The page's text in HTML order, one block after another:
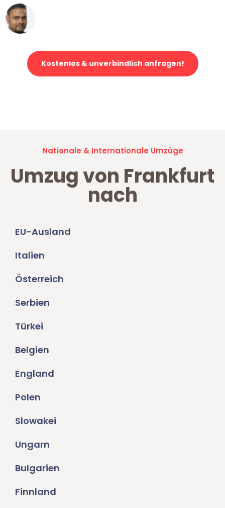
Kostenlos & unverbindlich anfragen!
Nationale & Internationale Umzüge
Umzug von Frankfurt
nach
EU-Ausland
Italien
Österreich
Serbien
Türkei
Belgien
England
Polen
Slowakei
Ungarn
Bulgarien
Finnland